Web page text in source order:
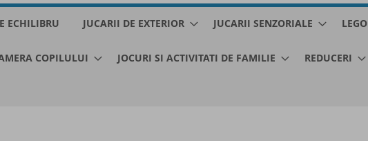
ECHILIBRU JUCARII DE EXTERIOR JUCARII SENZORIALE LEGO
COPILULUI JOCURI SI ACTIVITATI DE FAMILIE REDUCERI